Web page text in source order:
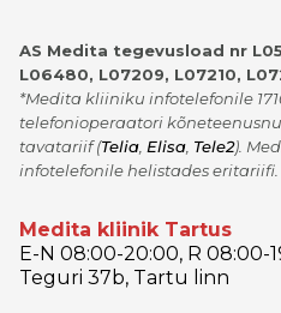
Medita kliinik Tartus
E-N 08:00-20:00, R 08:00-
Teguri 37b, Tartu linn
AS Medita tegevusload nr
L06480, L07209, L07210,
*Medita kliiniku infotelefonile
telefonioperaatori
tavatariif(Telia, Elisa, Tele2).
infotelefonile helistades eritariifi.